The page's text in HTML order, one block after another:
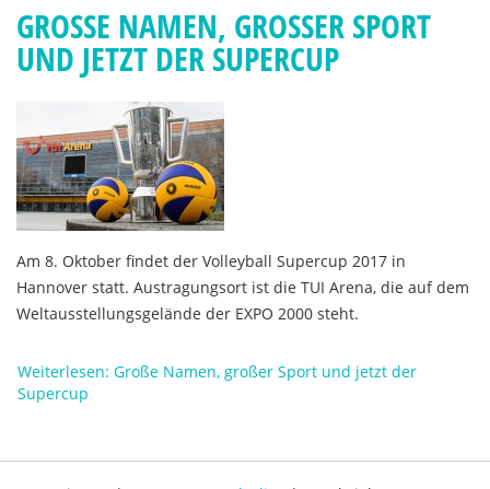
GROSSE NAMEN, GROSSER SPORT UN
D JETZT DER SUPERCUP
Am 8. Oktober findet der Volleyball Supercup 2017 in
Hannover statt. Austragungsort ist die TUI Arena, die auf dem
Weltausstellungsgelände der EXPO 2000 steht.
Weiterlesen: Große Namen, großer Sport und jetzt der
Supercup